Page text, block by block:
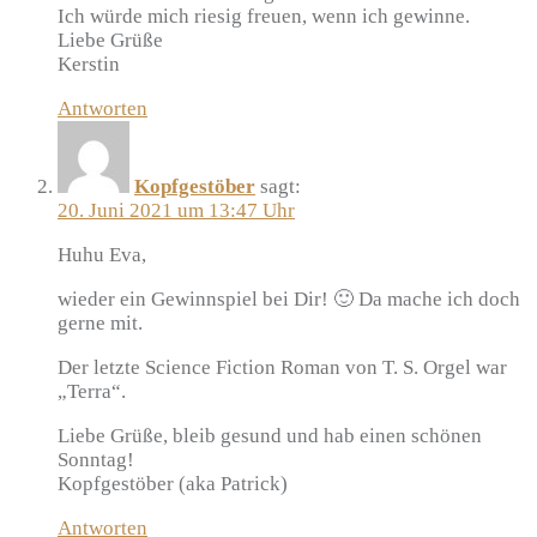
Ich würde mich riesig freuen, wenn ich gewinne.
Liebe Grüße
Kerstin
Antworten
Kopfgestöber sagt:
20. Juni 2021 um 13:47 Uhr
Huhu Eva,
wieder ein Gewinnspiel bei Dir! 🙂 Da mache ich doch
gerne mit.
Der letzte Science Fiction Roman von T. S. Orgel war
„Terra“.
Liebe Grüße, bleib gesund und hab einen schönen
Sonntag!
Kopfgestöber (aka Patrick)
Antworten